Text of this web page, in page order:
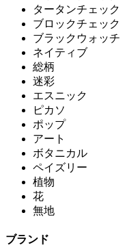
タータンチェック
ブロックチェック
ブラックウォッチ
ネイティブ
総柄
迷彩
エスニック
ピカソ
ポップ
アート
ボタニカル
ペイズリー
植物
花
無地
ブランド